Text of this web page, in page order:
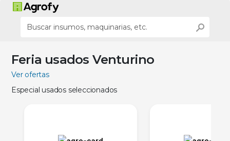
Feria usados Venturino
Ver ofertas
Especial usados seleccionados